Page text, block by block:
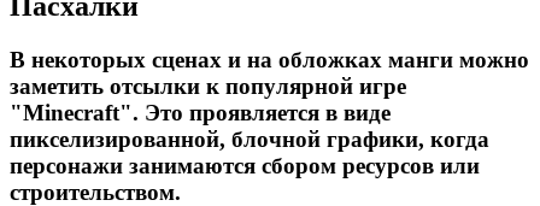
В некоторых сценах и на обложках манги можно
заметить отсылки к популярной игре
"Minecraft". Это проявляется в виде
пикселизированной, блочной графики, когда
персонажи занимаются сбором ресурсов или
строительством.